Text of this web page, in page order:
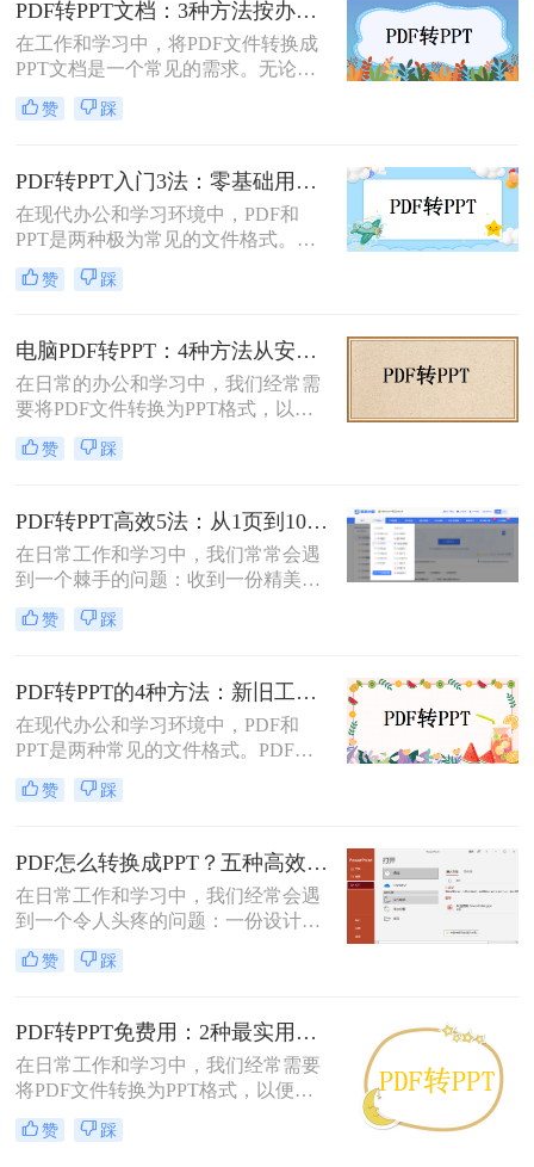
更有甚者因为文件包含商业数据，转
换后收到平台的“付费解锁”勒索邮
件。
PDF转PPT文档：3种方法按办公场景（汇报/教学/合同）选择！
在工作和学习中，将PDF文件转换成
PPT文档是一个常见的需求。无论是
为了制作演示文稿、提取内容还是重
新排版，掌握几种有效的转换方法都
ppt文档呢？本文将介绍三种常用的
PDF转PPT的方法，帮助您轻松完成
PDF到PPT的转换。
赞 踩
PDF转PPT入门3法：零基础用户的操作要点和注意事项！
在现代办公和学习环境中，PDF和
PPT是两种极为常见的文件格式。
PDF因其固定格式的特点而受到广泛
欢迎，尤其适合用于合同、学术论文
而，当这些静态内容需要被进一步编
辑或在公共场合展示时，将其转换为
PPT格式成为了一种常见的需求。那
么PDF如何转为PPT呢？本文将详细
介绍三种将PDF转换为PPT的方法，
帮助您根据自己的实际需求选择最合
赞 踩
电脑PDF转PPT：4种方法从安装到输出的完整对比！
在日常的办公和学习中，我们经常需
要将PDF文件转换为PPT格式，以便
更好地进行演示和编辑。那么电脑如
何PDF转PPT呢？以下介绍四种常见
赞 踩
PDF转PPT高效5法：从1页到100页，方法选择差异很大！
在日常工作和学习中，我们常常会遇
到一个棘手的问题：收到一份精美的
PDF文件，却需要将其内容用于自己
的PPT演示文稿中。PDF因其格式固
它“只读”的特性也使其内容难以直接
编辑和复用。此时，将PDF转换为可
编辑的PPT就成了一个刚性需求。
赞 踩
PDF转PPT的4种方法：新旧工具对比，哪个更适合批量转换！
在现代办公和学习环境中，PDF和
PPT是两种常见的文件格式。PDF文
件因其跨平台性和不易修改性而广受
欢迎，而PPT则因其强大的演示功能
要将PDF文件转换为PPT格式，以便
进行编辑、修改或演示。那么pdf怎么
转换成ppt呢？本文将详细介绍几种将
PDF转换为PPT的方法，帮助您轻松
实现文件格式的转换。
赞 踩
PDF怎么转换成PPT？五种高效方法，适用不同场景全解析！
在日常工作和学习中，我们经常会遇
到一个令人头疼的问题：一份设计精
美、内容详实的PDF文档，需要被转
换为可编辑、可演示的
修改内容、调整逻辑，或是直接用于
会议汇报。然而，由于PDF格式本身
是为了稳定显示而非编辑而设计的，
这项转换工作常常伴随着格式错乱、
排版混乱、图片丢失等“车祸现场”。
赞 踩
PDF转PPT免费用：2种最实用的操作路径和避坑要点！
在日常工作和学习中，我们经常需要
将PDF文件转换为PPT格式，以便进
行演示或编辑。那么怎么把pdf转换成
ppt免费呢？本文将介绍两种免费将
赞 踩